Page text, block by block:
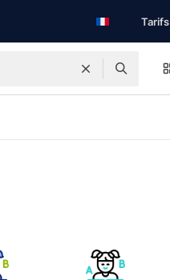
Tarifs